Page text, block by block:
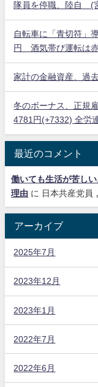
【悲報】2050年の日
Powered by
隊員を停職、陸自 (
自転車に「青切符」
円 酒気帯び運転は
家計の金融資産、過
冬のボーナス、正規
4781円(+7332) 全労
最近のコメント
働いても生活が苦し
理由 に 日本共産党員
アーカイブ
2025年7月
2023年12月
2023年1月
2022年7月
2022年6月